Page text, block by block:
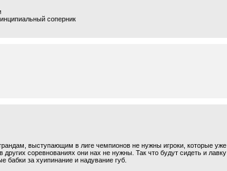
соперник
выступающим в лиге чемпионов не нужны игроки, которые уже
соревнованиях они нах не нужны. Так что будут сидеть и лавку
бабки за хуипинание и надувание губ.